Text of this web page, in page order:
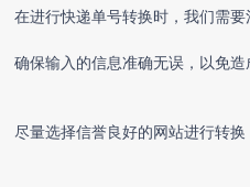
在进行快递单号转换时，我们需要
确保输入的信息准确无误，以免造
尽量选择信誉良好的网站进行转换